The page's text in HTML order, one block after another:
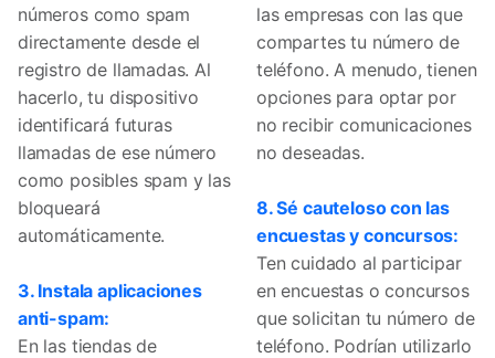
números como spam
directamente desde el
registro de llamadas. Al
hacerlo, tu dispositivo
identificará futuras
llamadas de ese número
como posibles spam y las
bloqueará
automáticamente.
3. Instala aplicaciones
anti-spam:
En las tiendas de
las empresas con las que
compartes tu número de
teléfono. A menudo, tienen
opciones para optar por
no recibir comunicaciones
no deseadas.
8. Sé cauteloso con las
encuestas y concursos:
Ten cuidado al participar
en encuestas o concursos
que solicitan tu número de
teléfono. Podrían utilizarlo